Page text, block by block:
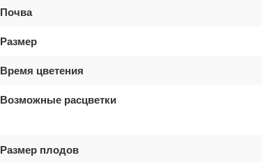
Почва
Размер
Время цветения
Возможные расцветки
Размер плодов